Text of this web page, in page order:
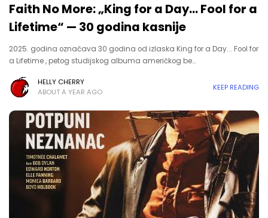
Faith No More: „King for a Day... Fool for a
Lifetime“ — 30 godina kasnije
2025. godina označava 30 godina od izlaska King for a Day... Fool for
a Lifetime , petog studijskog albuma američkog be…
HELLY CHERRY
ABOUT A YEAR AGO
KEEP READING